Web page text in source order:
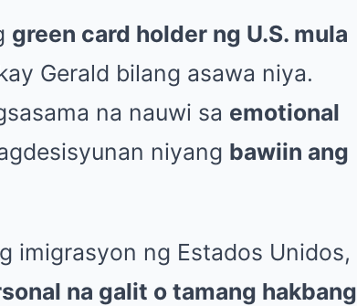
green card holder ng U.S. mula
Gerald bilang asawa niya.
na nauwi sa emotional
niyang bawiin ang
imigrasyon ng Estados Unidos,
na galit o tamang hakbang